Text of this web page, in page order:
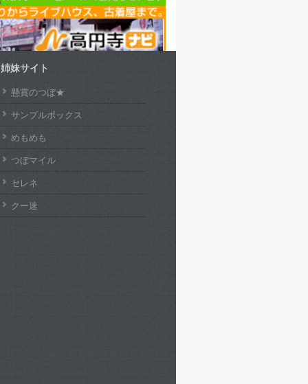
姉妹サイト
懸賞のつぼ★
サンプルボックス
めもめも
つぼマイル
セレネ
クー速